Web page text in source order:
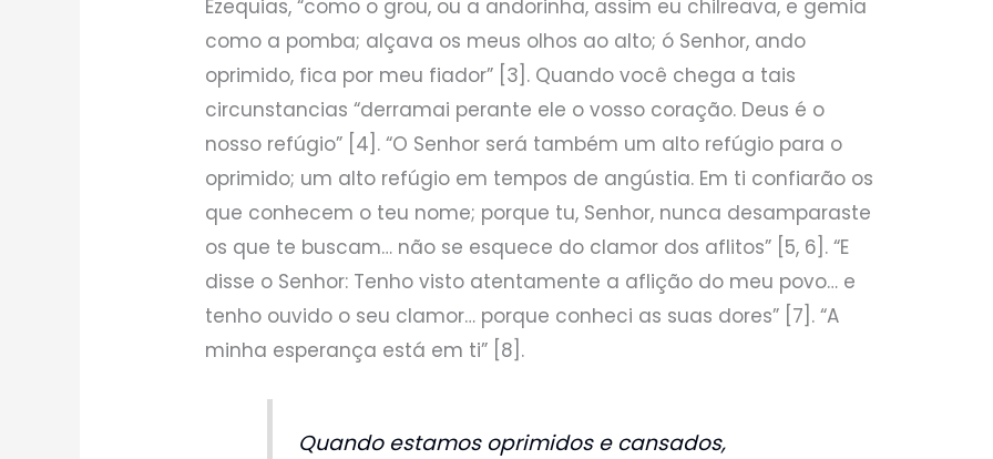
Ezequias, “como o grou, ou a andorinha, assim eu chilreava, e gemia
como a pomba; alçava os meus olhos ao alto; ó Senhor, ando
oprimido, fica por meu fiador” [3]. Quando você chega a tais
circunstancias “derramai perante ele o vosso coração. Deus é o
nosso refúgio” [4]. “O Senhor será também um alto refúgio para o
oprimido; um alto refúgio em tempos de angústia. Em ti confiarão os
que conhecem o teu nome; porque tu, Senhor, nunca desamparaste
os que te buscam… não se esquece do clamor dos aflitos” [5, 6]. “E
disse o Senhor: Tenho visto atentamente a aflição do meu povo… e
tenho ouvido o seu clamor… porque conheci as suas dores” [7]. “A
minha esperança está em ti” [8].
Quando estamos oprimidos e cansados,